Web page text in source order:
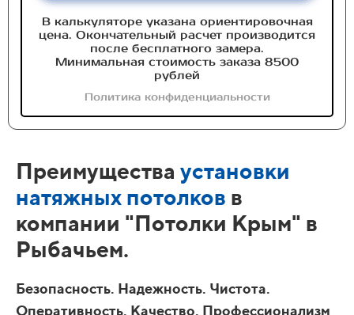
В калькуляторе указана ориентировочная
цена. Окончательный расчет производится
после бесплатного замера.
Минимальная стоимость заказа 8500
рублей
Политика конфиденциальности
Преимущества установки
натяжных потолков в
компании "Потолки Крым" в
Рыбачьем.
Безопасность. Надежность. Чистота.
Оперативность. Качество. Профессионализм